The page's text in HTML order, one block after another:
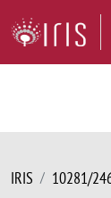
IRIS 10281/